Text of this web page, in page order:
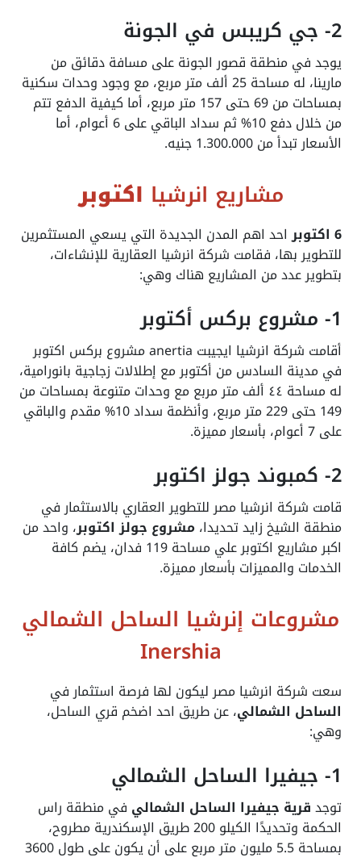
2- جي كريبس في الجونة
يوجد في منطقة قصور الجونة على مسافة دقائق من
مارينا، له مساحة 25 ألف متر مربع، مع وجود وحدات سكنية
بمساحات من 69 حتى 157 متر مربع، أما كيفية الدفع تتم
من خلال دفع 10% ثم سداد الباقي على 6 أعوام، أما
الأسعار تبدأ من 1.300.000 جنيه.
مشاريع انرشيا اكتوبر
6 اكتوبر
احد اهم المدن الجديدة التي يسعي المستثمرين
للتطوير بها، فقامت شركة انرشيا العقارية للإنشاءات،
بتطوير عدد من المشاريع هناك وهي:
1- مشروع بركس أكتوبر
أقامت شركة انرشيا ايجيبت anertia مشروع بركس اكتوبر
في مدينة السادس من أكتوبر مع إطلالات زجاجية بانورامية،
له مساحة ٤٤ ألف متر مربع مع وحدات متنوعة بمساحات من
149 حتى 229 متر مربع، وأنظمة سداد 10% مقدم والباقي
على 7 أعوام، بأسعار مميزة.
2- كمبوند جولز اكتوبر
قامت شركة انرشيا مصرللتطوير العقاري بالاستثمار في
منطقة الشيخ زايد تحديدا،مشروع جولز اكتوبر، واحد من
اكبر مشاريع اكتوبر علي مساحة 119 فدان، يضم كافة
الخدمات والمميزات بأسعار مميزة.
مشروعات إنرشيا الساحل الشمالي
Inershia
سعت شركة انرشيا مصرليكون لها فرصة استثمار في
الساحل الشمالي، عن طريق احد اضخم قري الساحل،
وهي:
1- جيفيرا الساحل الشمالي
توجدقرية جيفيرا الساحل الشمالي في منطقة راس
الحكمة وتحديدًا الكيلو 200 طريق الإسكندرية مطروح،
بمساحة 5.5 مليون متر مربع على أن يكون على طول 3600